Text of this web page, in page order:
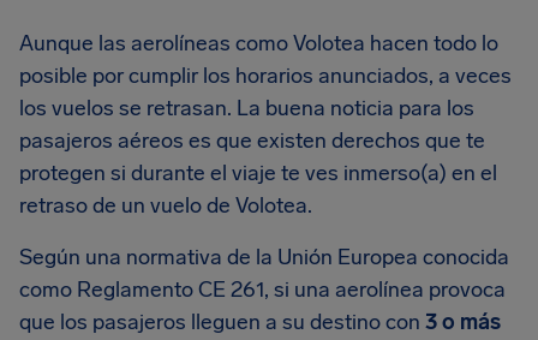
Aunque las aerolíneas como Volotea hacen todo lo
posible por cumplir los horarios anunciados, a veces
los vuelos se retrasan. La buena noticia para los
pasajeros aéreos es que existen derechos que te
protegen si durante el viaje te ves inmerso(a) en el
retraso de un vuelo de Volotea.
Según una normativa de la Unión Europea conocida
como Reglamento CE 261, si una aerolínea provoca
que los pasajeros lleguen a su destino con 3 o más